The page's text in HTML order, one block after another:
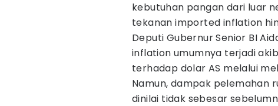
kebutuhan pangan dari luar
tekanan imported inflation
Deputi Gubernur Senior BI
inflation umumnya terjadi
terhadap dolar AS melalui
Namun, dampak pelemahan
dinilai tidak sebesar